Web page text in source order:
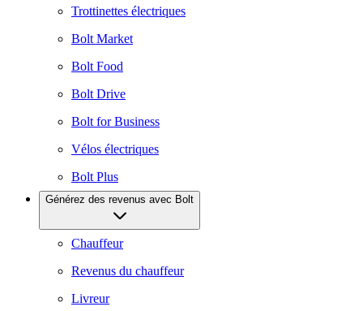
Trottinettes électriques
Bolt Market
Bolt Food
Bolt Drive
Bolt for Business
Vélos électriques
Bolt Plus
Générez des revenus avec Bolt
Chauffeur
Revenus du chauffeur
Livreur